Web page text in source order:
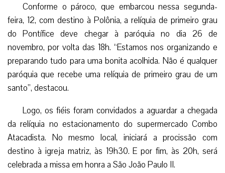
Conforme o pároco, que embarcou nessa segunda-
feira, 12, com destino à Polônia, a relíquia de primeiro grau
do Pontífice deve chegar à paróquia no dia 26 de
novembro, por volta das 18h. “Estamos nos organizando e
preparando tudo para uma bonita acolhida. Não é qualquer
paróquia que recebe uma relíquia de primeiro grau de um
santo”, destacou.
Logo, os fiéis foram convidados a aguardar a chegada
da relíquia no estacionamento do supermercado Combo
Atacadista. No mesmo local, iniciará a procissão com
destino à igreja matriz, às 19h30. E por fim, às 20h, será
celebrada a missa em honra a São João Paulo II.